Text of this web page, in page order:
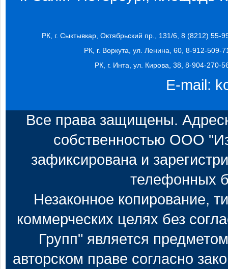
РК, г. Сыктывкар, Октябрьский пр., 131/6, 8 (8212) 55-
РК, г. Воркута, ул. Ленина, 60, 8-912-509-
РК, г. Инта, ул. Кирова, 38, 8-904-270-
E-mail:
Все права защищены.
собственностью ООО
зафиксирована и
телефонных
Незаконное копирование,
коммерческих целях без
Групп" является
авторском праве согласно